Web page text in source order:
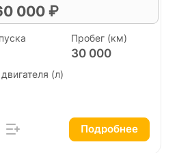
000 ₽
Пробег (км)
30 000
(л)
Подробнее